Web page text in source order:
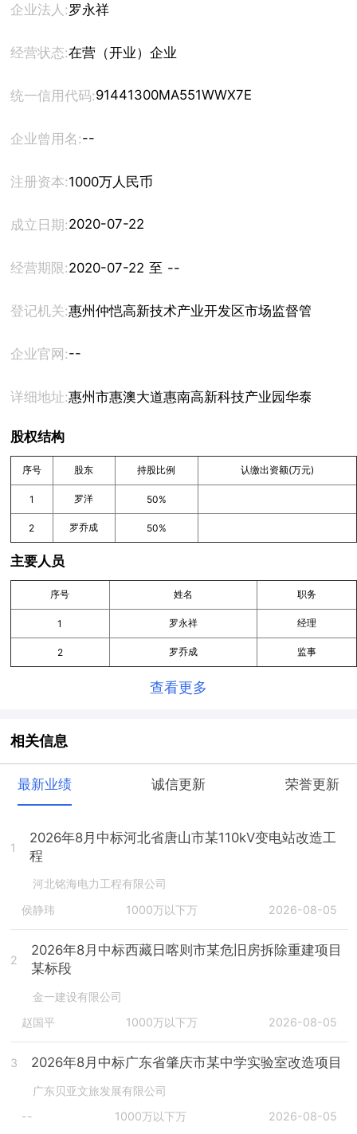
企业法人:罗永祥
经营状态:在营（开业）企业
统一信用代码:91441300MA551WWX7E
企业曾用名:--
注册资本:1000万人民币
成立日期:2020-07-22
经营期限: 2020-07-22 至 --
登记机关:惠州仲恺高新技术产业开发区市场监督管理局
企业官网:--
详细地址:惠州市惠澳大道惠南高新科技产业园华泰南路
股权结构
序号 股东 持股比例 认缴出资额(万元)
1 罗洋 50%
2 罗乔成 50%
主要人员
序号 姓名 职务
1 罗永祥 经理
2 罗乔成 监事
查看更多
相关信息
最新业绩 诚信更新 荣誉更新
1
2026年8月中标河北省唐山市某110kV变电站改造工
程
河北铭海电力工程有限公司
侯静玮
1000万以下万 2026-08-05
2
2026年8月中标西藏日喀则市某危旧房拆除重建项目
某标段
金一建设有限公司
赵国平
1000万以下万 2026-08-05
3 2026年8月中标广东省肇庆市某中学实验室改造项目
广东贝亚文旅发展有限公司
--
1000万以下万 2026-08-05